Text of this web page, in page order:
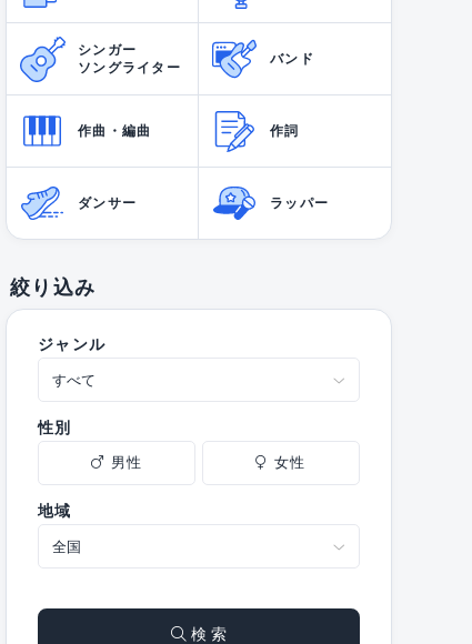
シンガー
ソングライター
バンド
作曲・編曲 作詞
ダンサー ラッパー
絞り込み
ジャンル
性別
男性 女性
地域
検 索